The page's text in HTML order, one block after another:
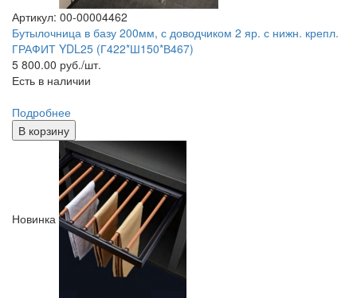
Артикул: 00-00004462
Бутылочница в базу 200мм, с доводчиком 2 яр. с нижн. крепл.
ГРАФИТ YDL25 (Г422*Ш150*В467)
5 800.00 руб./шт.
Есть в наличии
Подробнее
В корзину
Новинка